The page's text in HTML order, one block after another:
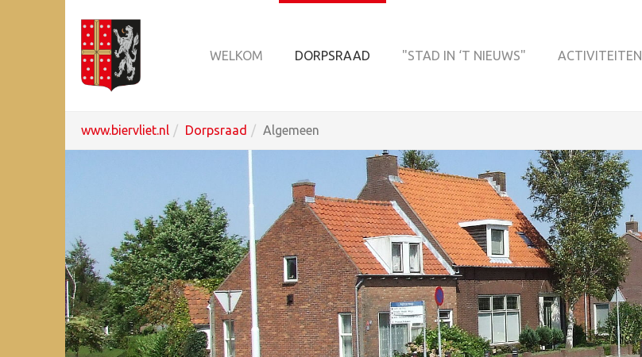
naar
WELKOM DORPSRAAD "STAD IN ‘T NIEUWS" ACTIVITEITEN
ben
www.biervliet.nl Dorpsraad Algemeen